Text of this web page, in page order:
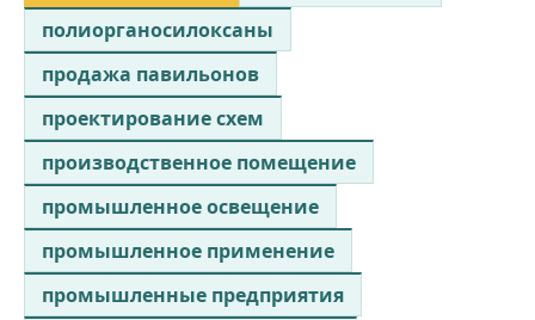
полиорганосилоксаны
продажа павильонов
проектирование схем
производственное помещение
промышленное освещение
промышленное применение
промышленные предприятия